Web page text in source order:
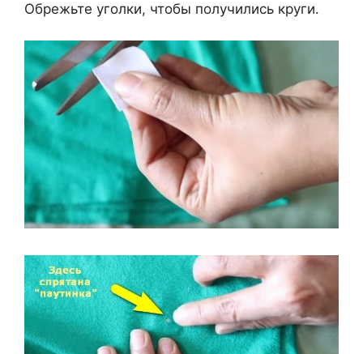
Обрежьте уголки, чтобы получились круги.